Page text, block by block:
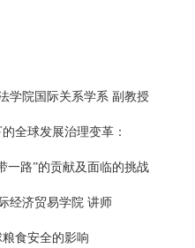
学院国际关系学系 副教授
全球发展治理变革：
一路”的贡献及面临的挑战
经济贸易学院 讲师
食安全的影响